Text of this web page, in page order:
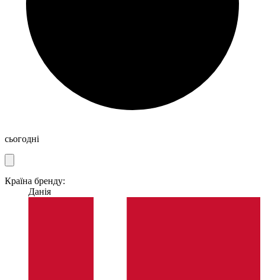
сьогодні
Країна бренду:
Данія